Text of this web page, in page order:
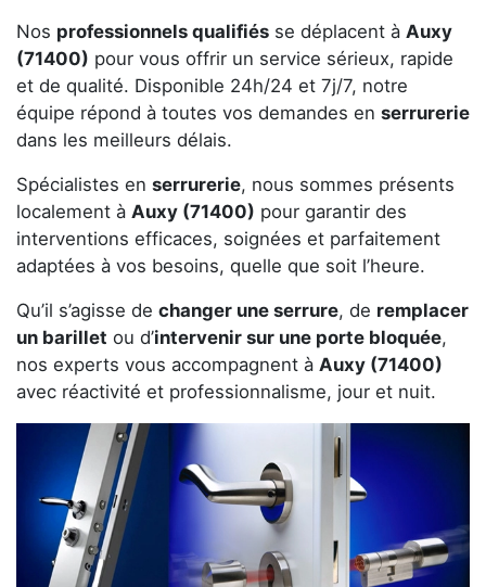
Nos professionnels qualifiés se déplacent à Auxy
(71400) pour vous offrir un service sérieux, rapide
et de qualité. Disponible 24h/24 et 7j/7, notre
équipe répond à toutes vos demandes en serrurerie
dans les meilleurs délais.
Spécialistes en serrurerie, nous sommes présents
localement à Auxy (71400) pour garantir des
interventions efficaces, soignées et parfaitement
adaptées à vos besoins, quelle que soit l’heure.
Qu’il s’agisse de changer une serrure, de remplacer
un barillet ou d’intervenir sur une porte bloquée,
nos experts vous accompagnent à Auxy (71400)
avec réactivité et professionnalisme, jour et nuit.